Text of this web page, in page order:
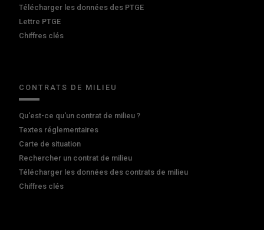
Télécharger les données des PTGE
Lettre PTGE
Chiffres clés
CONTRATS DE MILIEU
Qu'est-ce qu'un contrat de milieu ?
Textes réglementaires
Carte de situation
Rechercher un contrat de milieu
Télécharger les données des contrats de milieu
Chiffres clés